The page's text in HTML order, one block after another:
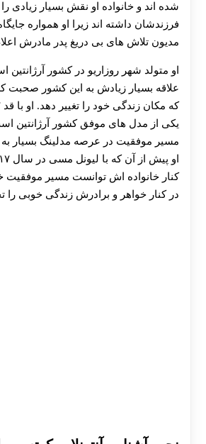
شده اند و ‏خانواده او نقش بسیار زیادی
فرزندشان داشته اند زیرا او همواره
مدیون تلاش های بی دریغ پدر مادرش
او متولد شهر روزاریو در کشور
علاقه بسیار زیادش به این کشور صحبت
یکی از مدل های موفق کشور آرژانتین
مسیر موفقیت در عرصه مدلینگ بسیار به
کنار خانواده اش توانست مسیر موفقیت
در کنار خواهر و برادرش زندگی خوبی را